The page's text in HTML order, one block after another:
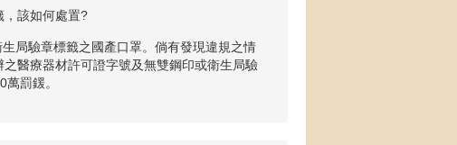
，該如何處置?
局驗章標籤之國產口罩。倘有發現違規之情
醫療器材許可證字號及無雙鋼印或衛生局驗
罰鍰。